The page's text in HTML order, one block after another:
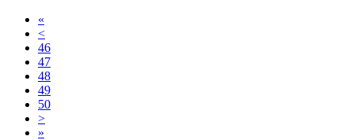
«
<
46
47
48
49
50
>
»